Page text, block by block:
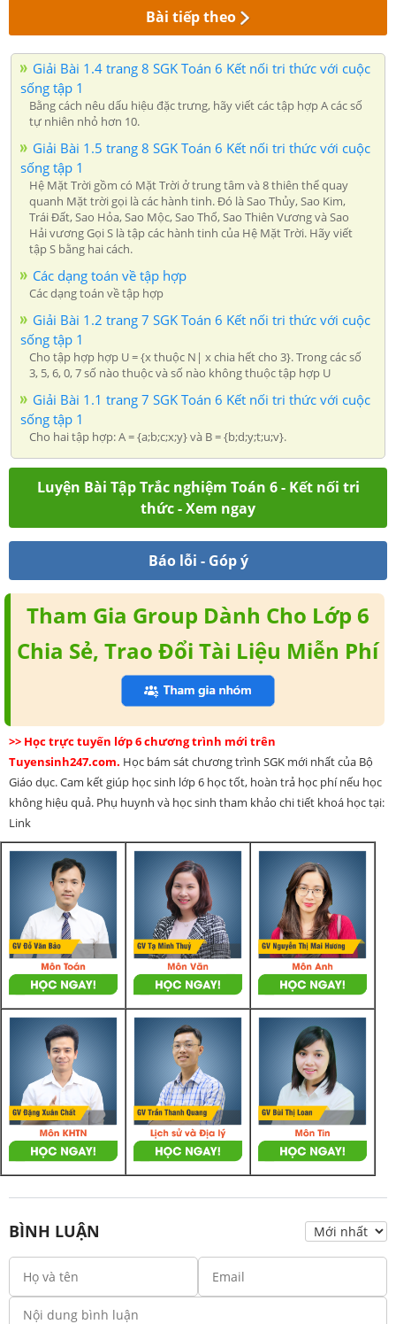
Bài tiếp theo
Giải Bài 1.4 trang 8 SGK Toán 6 Kết nối tri thức với cuộc
sống tập 1
Bằng cách nêu dấu hiệu đặc trưng, hãy viết các tập hợp A các số
tự nhiên nhỏ hơn 10.
Giải Bài 1.5 trang 8 SGK Toán 6 Kết nối tri thức với cuộc
sống tập 1
Hệ Mặt Trời gồm có Mặt Trời ở trung tâm và 8 thiên thể quay
quanh Mặt trời gọi là các hành tinh. Đó là Sao Thủy, Sao Kim,
Trái Đất, Sao Hỏa, Sao Mộc, Sao Thổ, Sao Thiên Vương và Sao
Hải vương Gọi S là tập các hành tinh của Hệ Mặt Trời. Hãy viết
tập S bằng hai cách.
Các dạng toán về tập hợp
Các dạng toán về tập hợp
Giải Bài 1.2 trang 7 SGK Toán 6 Kết nối tri thức với cuộc
sống tập 1
Cho tập hợp hợp U = {x thuộc N| x chia hết cho 3}. Trong các số
3, 5, 6, 0, 7 số nào thuộc và số nào không thuộc tập hợp U
Giải Bài 1.1 trang 7 SGK Toán 6 Kết nối tri thức với cuộc
sống tập 1
Cho hai tập hợp: A = {a;b;c;x;y} và B = {b;d;y;t;u;v}.
Luyện Bài Tập Trắc nghiệm Toán 6 - Kết nối tri
thức - Xem ngay
Báo lỗi - Góp ý
Tham Gia Group Dành Cho Lớp 6
Chia Sẻ, Trao Đổi Tài Liệu Miễn Phí
>> Học trực tuyến lớp 6 chương trình mới trên
Tuyensinh247.com. Học bám sát chương trình SGK mới nhất của Bộ
Giáo dục. Cam kết giúp học sinh lớp 6 học tốt, hoàn trả học phí nếu học
không hiệu quả. Phụ huynh và học sinh tham khảo chi tiết khoá học tại:
Link
BÌNH LUẬN